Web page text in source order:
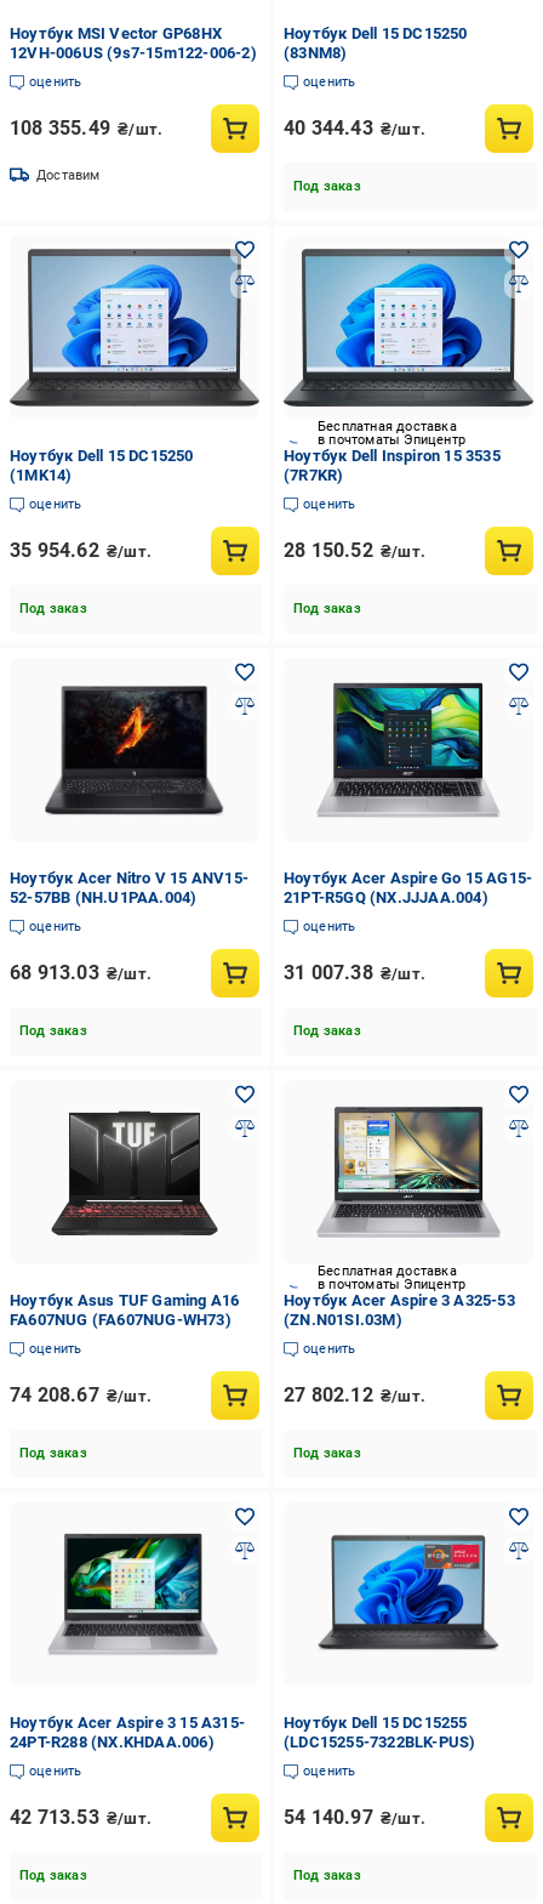
Ноутбук MSI Vector GP68HX
12VH-006US (9s7-15m122-006-2)
оценить
108 355.49 ₴/шт.
Доставим
Ноутбук Dell 15 DC15250
(83NM8)
оценить
40 344.43 ₴/шт.
Под заказ
Ноутбук Dell 15 DC15250
(1MK14)
оценить
35 954.62 ₴/шт.
Под заказ
Бесплатная доставка
в почтоматы Эпицентр
Ноутбук Dell Inspiron 15 3535
(7R7KR)
оценить
28 150.52 ₴/шт.
Под заказ
Ноутбук Acer Nitro V 15 ANV15-
52-57BB (NH.U1PAA.004)
оценить
68 913.03 ₴/шт.
Под заказ
Ноутбук Acer Aspire Go 15 AG15-
21PT-R5GQ (NX.JJJAA.004)
оценить
31 007.38 ₴/шт.
Под заказ
Ноутбук Asus TUF Gaming A16
FA607NUG (FA607NUG-WH73)
оценить
74 208.67 ₴/шт.
Под заказ
Бесплатная доставка
в почтоматы Эпицентр
Ноутбук Acer Aspire 3 A325-53
(ZN.N01SI.03M)
оценить
27 802.12 ₴/шт.
Под заказ
Ноутбук Acer Aspire 3 15 A315-
24PT-R288 (NX.KHDAA.006)
оценить
42 713.53 ₴/шт.
Под заказ
Ноутбук Dell 15 DC15255
(LDC15255-7322BLK-PUS)
оценить
54 140.97 ₴/шт.
Под заказ